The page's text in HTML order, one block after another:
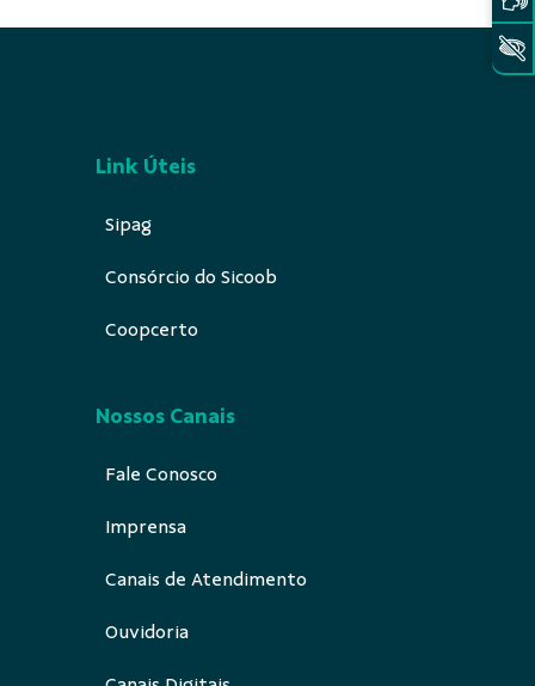
Link Úteis
Sipag
Consórcio do Sicoob
Coopcerto
Nossos Canais
Fale Conosco
Imprensa
Canais de Atendimento
Ouvidoria